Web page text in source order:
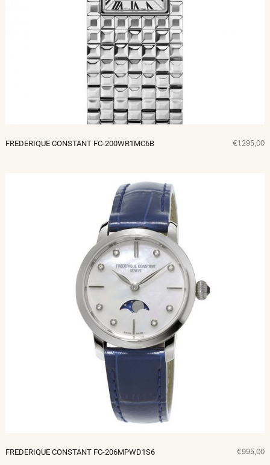
FREDERIQUE CONSTANT FC-200WR1MC6B €1.295,00
FREDERIQUE CONSTANT FC-206MPWD1S6 €995,00